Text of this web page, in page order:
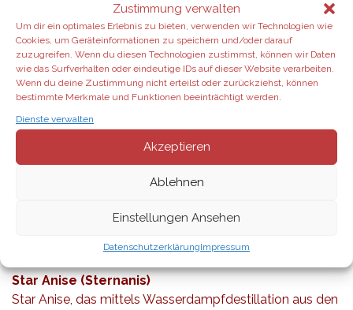
Zustimmung verwalten
Um dir ein optimales Erlebnis zu bieten, verwenden wir Technologien wie
Cookies, um Geräteinformationen zu speichern und/oder darauf
zuzugreifen. Wenn du diesen Technologien zustimmst, können wir Daten
wie das Surfverhalten oder eindeutige IDs auf dieser Website verarbeiten.
Wenn du deine Zustimmung nicht erteilst oder zurückziehst, können
bestimmte Merkmale und Funktionen beeinträchtigt werden.
Dienste verwalten
Akzeptieren
Ablehnen
Einstellungen Ansehen
DatenschutzerklärungImpressum
• 5 ml Star Anise
• zehn Pipetten
• zwei leere Roll-on-Flaschen.
Green Mandarin (Grüne Mandarine)
zeitlich begrenzten Aktionsangeboten. Green Mandarin
stammt vom gleichen Mandarinenbaum, allerdings von
der unreifen Frucht anstelle der reifen Frucht.Das Aroma
dieses Öls ist leicht süßlich und blumig mit einem Hauch
es eine aufbauende Wirkung, wenn Sie es auf Ihrer Haut
tragen oder über die Luft diffundieren.
Star Anise (Sternanis)
Star Anise, das mittels Wasserdampfdestillation aus den